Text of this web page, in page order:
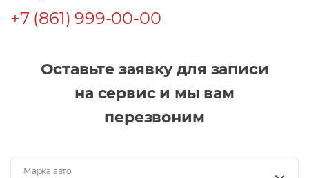
+7 (861) 999-00-00
Оставьте заявку для записи
на сервис и мы вам
перезвоним
Марка авто